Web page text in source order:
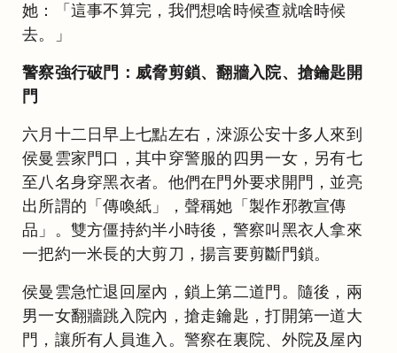
她：「這事不算完，我們想啥時候查就啥時候
去。」
警察強行破門：威脅剪鎖、翻牆入院、搶鑰匙開
門
六月十二日早上七點左右，淶源公安十多人來到
侯曼雲家門口，其中穿警服的四男一女，另有七
至八名身穿黑衣者。他們在門外要求開門，並亮
出所謂的「傳喚紙」，聲稱她「製作邪教宣傳
品」。雙方僵持約半小時後，警察叫黑衣人拿來
一把約一米長的大剪刀，揚言要剪斷門鎖。
侯曼雲急忙退回屋內，鎖上第二道門。隨後，兩
男一女翻牆跳入院內，搶走鑰匙，打開第一道大
門，讓所有人員進入。警察在裏院、外院及屋內